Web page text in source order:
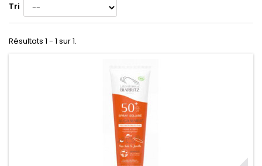
Tri
Résultats 1 - 1 sur 1.